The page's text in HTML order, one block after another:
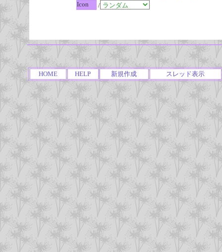
Icon
/
HOME HELP 新規作成 スレッド表示